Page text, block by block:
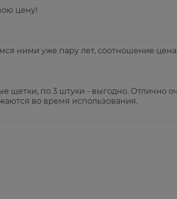
цену!
ними уже пару лет, соотношение цена
щетки, по 3 штуки - выгодно. Отлично
во время использования.